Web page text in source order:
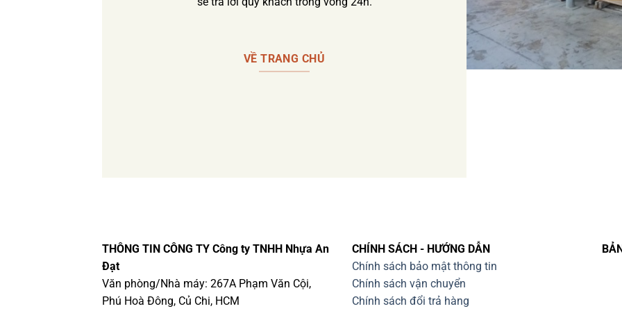
VỀ TRANG CHỦ
THÔNG TIN CÔNG TY Công ty TNHH Nhựa An
Đạt
Văn phòng/Nhà máy: 267A Phạm Văn Cội,
Phú Hoà Đông, Củ Chi, HCM
CHÍNH SÁCH - HƯỚNG DẪN
Chính sách bảo mật thông tin
Chính sách vận chuyển
Chính sách đổi trả hàng